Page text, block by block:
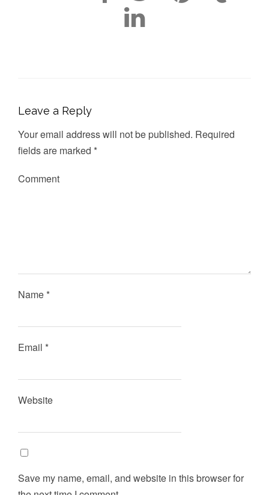
Leave a Reply
Your email address will not be published. Required
fields are marked *
Comment
Name *
Email *
Website
Save my name, email, and website in this browser for